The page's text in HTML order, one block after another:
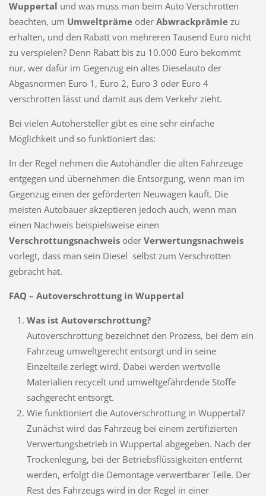
Wuppertal und was muss man beim Auto Verschrotten
beachten, um Umweltpräme oder Abwrackprämie zu
erhalten, und den Rabatt von mehreren Tausend Euro nicht
zu verspielen? Denn Rabatt bis zu 10.000 Euro bekommt
nur, wer dafür im Gegenzug ein altes Dieselauto der
Abgasnormen Euro 1, Euro 2, Euro 3 oder Euro 4
verschrotten lässt und damit aus dem Verkehr zieht.
Bei vielen Autohersteller gibt es eine sehr einfache
Möglichkeit und so funktioniert das:
In der Regel nehmen die Autohändler die alten Fahrzeuge
entgegen und übernehmen die Entsorgung, wenn man im
Gegenzug einen der geförderten Neuwagen kauft. Die
meisten Autobauer akzeptieren jedoch auch, wenn man
einen Nachweis beispielsweise einen
Verschrottungsnachweis oder Verwertungsnachweis
vorlegt, dass man sein Diesel selbst zum Verschrotten
gebracht hat.
FAQ – Autoverschrottung in Wuppertal
Was ist Autoverschrottung?
Autoverschrottung bezeichnet den Prozess, bei dem ein
Fahrzeug umweltgerecht entsorgt und in seine
Einzelteile zerlegt wird. Dabei werden wertvolle
Materialien recycelt und umweltgefährdende Stoffe
sachgerecht entsorgt.
Wie funktioniert die Autoverschrottung in Wuppertal?
Zunächst wird das Fahrzeug bei einem zertifizierten
Verwertungsbetrieb in Wuppertal abgegeben. Nach der
Trockenlegung, bei der Betriebsflüssigkeiten entfernt
werden, erfolgt die Demontage verwertbarer Teile. Der
Rest des Fahrzeugs wird in der Regel in einer